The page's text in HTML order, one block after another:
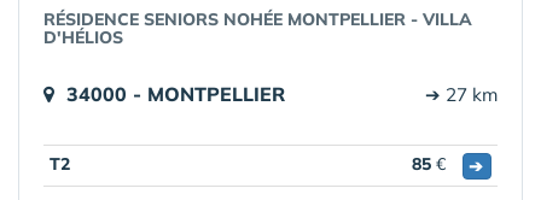
RÉSIDENCE SENIORS NOHÉE MONTPELLIER - VILLA
D'HÉLIOS
34000 - MONTPELLIER ➔ 27 km
T2 85 € ➔